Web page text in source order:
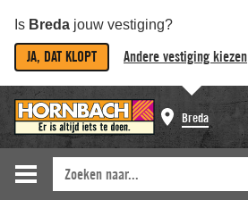
Is Breda jouw vestiging?
JA, DAT KLOPT Andere vestiging kiezen
Breda